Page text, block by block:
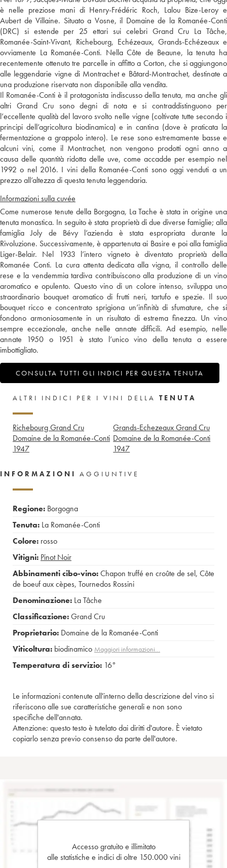
è nelle preziose mani di Henry-Frédéric Roch, Lalou Bize-Leroy e
Aubert de Villaine. Situato a Vosne, il Domaine de la Romanée-Conti
(DRC) si estende per 25 ettari sui celebri Grand Cru La Tâche,
Romanée-Saint-Vivant, Richebourg, Echézeaux, Grands-Echézeaux e
ovviamente La Romanée-Conti. Nella Côte de Beaune, la tenuta ha
recentemente ottenuto tre parcelle in affitto a Corton, che si aggiungono
alle leggendarie vigne di Montrachet e Bâtard-Montrachet, destinate a
una produzione riservata non disponibile alla vendita.
Il Romanée-Conti è il protagonista indiscusso della tenuta, ma anche gli
altri Grand Cru sono degni di nota e si contraddistinguono per
l’eccellente qualità del lavoro svolto nelle vigne (coltivate tutte secondo i
principi dell’agricoltura biodinamica) e in cantina (dove è praticata la
fermentazione a grappolo intero). Le rese sono estremamente basse e
alcuni vini, come il Montrachet, non vengono prodotti ogni anno a
causa delle quantità ridotta delle uve, come accadde per esempio nel
1992 o nel 2016. I vini della Romanée-Conti sono oggi venduti a un
prezzo all’altezza di questa tenuta leggendaria.
Informazioni sulla cuvée
Come numerose tenute della Borgogna, La Tache è stata in origine una
tenuta monastica. In seguito è stata proprietà di due diverse famiglie; alla
famiglia Joly de Bévy l’azienda è stata espropriata durante la
Rivoluzione. Successivamente, è appartenuta ai Basire e poi alla famiglia
Liger-Belair. Nel 1933 l’intero vigneto è diventato proprietà della
Romanée Conti. La cura attenta dedicata alla vigna, il controllo delle
rese e la vendemmia tardiva contribuiscono alla produzione di un vino
aromatico e opulento. Questo vino di un colore intenso, sviluppa uno
straordinario bouquet aromatico di frutti neri, tartufo e spezie. Il suo
bouquet ricco e concentrato sprigiona un’infinità di sfumature, che si
fondono armoniosamente in un risultato di estrema finezza. Un vino
sempre eccezionale, anche nelle annate difficili. Ad esempio, nelle
annate 1950 o 1951 è stato l’unico vino della tenuta a essere
imbottigliato.
CONSULTA TUTTI GLI INDICI PER QUESTA TENUTA
ALTRI INDICI PER I VINI DELLA TENUTA
Richebourg Grand Cru
Domaine de la Romanée-Conti
1947
Grands-Echezeaux Grand Cru
Domaine de la Romanée-Conti
1947
INFORMAZIONI AGGIUNTIVE
Regione: Borgogna
Tenuta: La Romanée-Conti
Colore: rosso
Vitigni: Pinot Noir
Abbinamenti cibo-vino:Chapon truffé en croûte de sel, Côte
de boeuf aux cèpes, Tournedos Rossini
Denominazione: La Tâche
Classificazione:Grand Cru
Proprietario: Domaine de la Romanée-Conti
Viticoltura: biodinamico Maggiori informazioni…
Temperatura di servizio: 16°
Le informazioni contenute all'interno della descrizione del vino si
riferiscono alle sue caratteristiche generali e non sono
specifiche dell'annata.
Attenzione: questo testo è tutelato dai diritti d'autore. È vietato
copiarlo senza previo consenso da parte dell'autore.
Accesso gratuito e illimitato
alle statistiche e indici di oltre 150.000 vini